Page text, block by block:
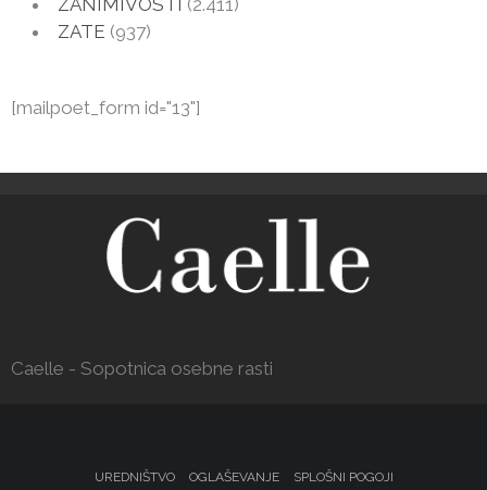
ZANIMIVOSTI (2.411)
ZATE (937)
[mailpoet_form id="13"]
Caelle - Sopotnica osebne rasti
UREDNIŠTVO OGLAŠEVANJE SPLOŠNI POGOJI